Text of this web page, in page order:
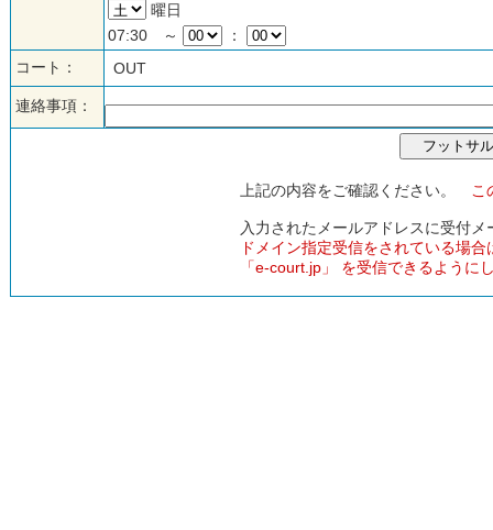
曜日
07:30 ～
：
コート：
OUT
連絡事項：
上記の内容をご確認ください。 こ
入力されたメールアドレスに受付
ドメイン指定受信をされている場合
「e-court.jp」 を受信できるように